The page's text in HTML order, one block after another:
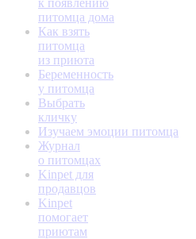
к появлению
питомца дома
Как взять
питомца
из приюта
Беременность
у питомца
Выбрать
кличку
Изучаем эмоции питомца
Журнал
о питомцах
Kinpet для
продавцов
Kinpet
помогает
приютам